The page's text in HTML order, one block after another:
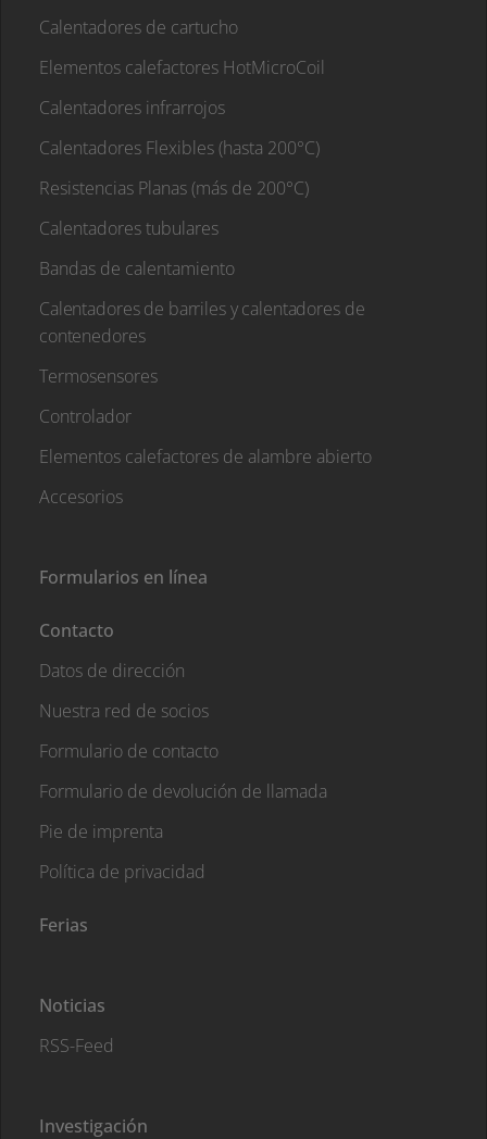
Calentadores de cartucho
Elementos calefactores HotMicroCoil
Calentadores infrarrojos
Calentadores Flexibles (hasta 200°C)
Resistencias Planas (más de 200°C)
Calentadores tubulares
Bandas de calentamiento
Calentadores de barriles y calentadores de
contenedores
Termosensores
Controlador
Elementos calefactores de alambre abierto
Accesorios
Formularios en línea
Contacto
Datos de dirección
Nuestra red de socios
Formulario de contacto
Formulario de devolución de llamada
Pie de imprenta
Política de privacidad
Ferias
Noticias
RSS-Feed
Investigación